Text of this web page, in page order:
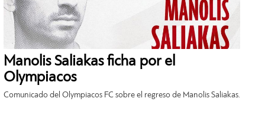
Manolis Saliakas ficha por el
Olympiacos
Comunicado del Olympiacos FC sobre el regreso de Manolis Saliakas.